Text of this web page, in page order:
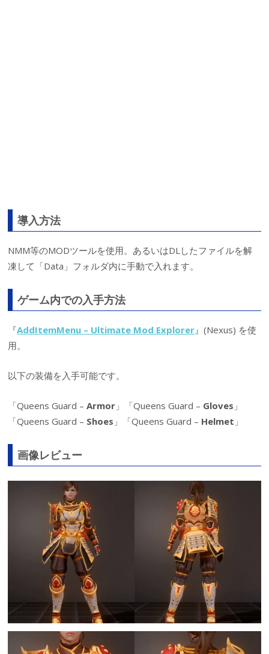
導入方法
NMM等のMODツールを使用。あるいはDLしたファイルを解
凍して「Data」フォルダ内に手動で入れます。
ゲーム内での入手方法
『AddItemMenu – Ultimate Mod Explorer 』(Nexus) を使
用。
以下の装備を入手可能です。
「Queens Guard –Armor 」「Queens Guard – Gloves 」
「Queens Guard – Shoes 」「Queens Guard – Helmet 」
画像レビュー